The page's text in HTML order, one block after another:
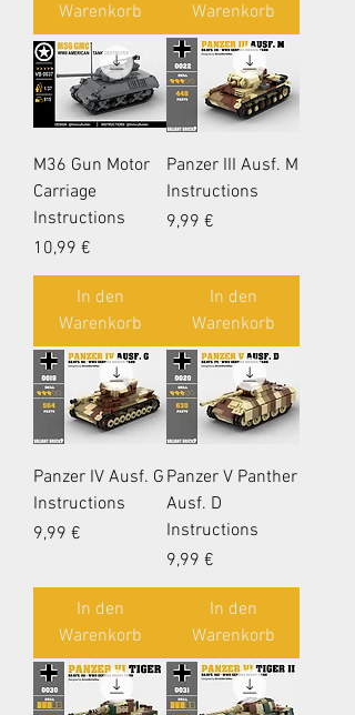
Warenkorb
Warenkorb
M36 Gun Motor
Carriage
Instructions
Preis
10,99 €
In den
Warenkorb
Panzer III Ausf. M
Instructions
Preis
9,99 €
In den
Warenkorb
Panzer IV Ausf. G
Instructions
Preis
9,99 €
In den
Warenkorb
Panzer V Panther
Ausf. D
Instructions
Preis
9,99 €
In den
Warenkorb